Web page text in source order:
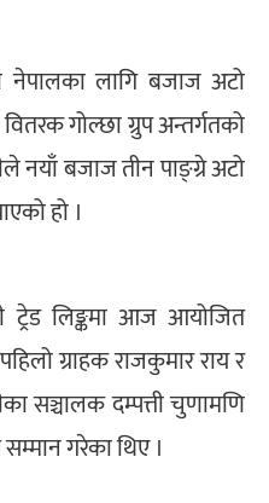
नेपालका लागि बजाज अटो
गोल्छा ग्रुप अन्तर्गतको
नयाँ बजाज तीन पाङ्ग्रे अटो
हो ।
ट्रेड लिङ्कमा आज आयोजित
ग्राहक राजकुमार राय र
सञ्चालक दम्पत्ती चुणामणि
गरेका थिए ।